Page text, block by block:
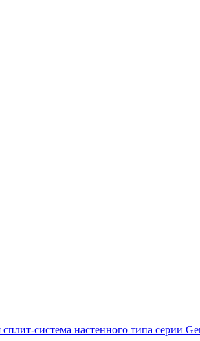
система настенного типа серии